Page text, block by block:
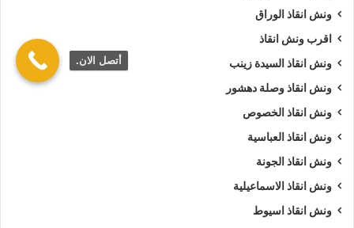
ونش انقاذ الوراق
اقرب ونش انقاذ
ونش انقاذ السيدة زينب
ونش انقاذ وصلة دهشور
ونش انقاذ الخصوص
ونش انقاذ العباسية
ونش انقاذ الجونة
ونش انقاذ الاسماعيلية
ونش انقاذ اسيوط
أتصل الان.